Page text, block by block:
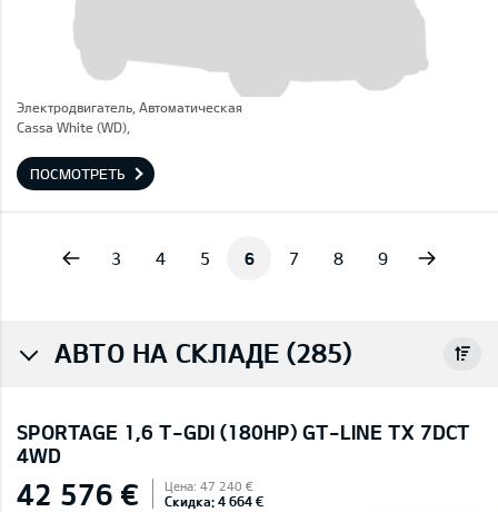
Электродвигатель, Автоматическая
Cassa White (WD),
ПОСМОТРЕТЬ
3 4 5 6 7 8 9
АВТО НА СКЛАДЕ (285)
SPORTAGE 1,6 T-GDI (180HP) GT-LINE TX 7DCT
4WD
42 576 € Цена: 47 240 €
Скидка: 4 664 €